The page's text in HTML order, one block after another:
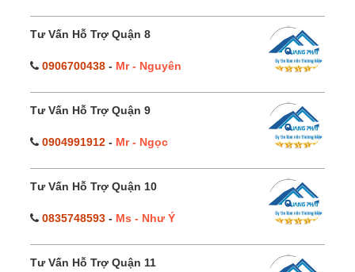
Tư Vấn Hỗ Trợ Quận 8
0906700438 - Mr - Nguyên
Tư Vấn Hỗ Trợ Quận 9
0904991912 - Mr - Ngọc
Tư Vấn Hỗ Trợ Quận 10
0835748593 - Ms - Như Ý
Tư Vấn Hỗ Trợ Quận 11